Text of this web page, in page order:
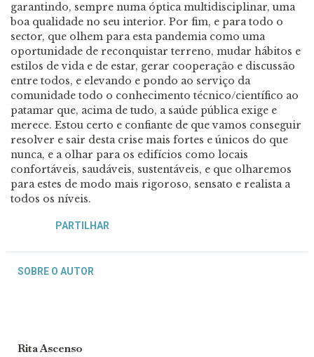
garantindo, sempre numa óptica multidisciplinar, uma
boa qualidade no seu interior. Por fim, e para todo o
sector, que olhem para esta pandemia como uma
oportunidade de reconquistar terreno, mudar hábitos e
estilos de vida e de estar, gerar cooperação e discussão
entre todos, e elevando e pondo ao serviço da
comunidade todo o conhecimento técnico/científico ao
patamar que, acima de tudo, a saúde pública exige e
merece. Estou certo e confiante de que vamos conseguir
resolver e sair desta crise mais fortes e únicos do que
nunca, e a olhar para os edifícios como locais
confortáveis, saudáveis, sustentáveis, e que olharemos
para estes de modo mais rigoroso, sensato e realista a
todos os níveis.
PARTILHAR
SOBRE O AUTOR
Rita Ascenso